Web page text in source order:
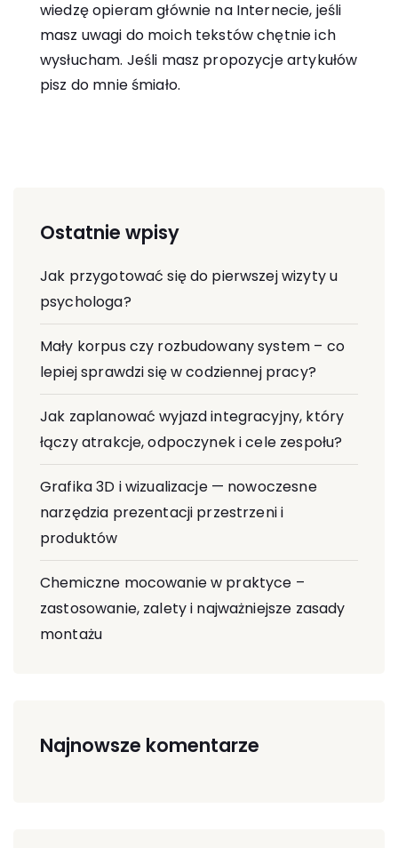
wiedzę opieram głównie na Internecie, jeśli
masz uwagi do moich tekstów chętnie ich
wysłucham. Jeśli masz propozycje artykułów
pisz do mnie śmiało.
Ostatnie wpisy
Jak przygotować się do pierwszej wizyty u
psychologa?
Mały korpus czy rozbudowany system – co
lepiej sprawdzi się w codziennej pracy?
Jak zaplanować wyjazd integracyjny, który
łączy atrakcje, odpoczynek i cele zespołu?
Grafika 3D i wizualizacje — nowoczesne
narzędzia prezentacji przestrzeni i
produktów
Chemiczne mocowanie w praktyce –
zastosowanie, zalety i najważniejsze zasady
montażu
Najnowsze komentarze